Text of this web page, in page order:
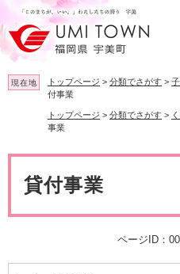
ー
ジ
の
先
頭
ニ
ュ
ー
を
飛
本
文字サイズ 標準
背景色変更 白 黒
Multilingual（English・中
現在地 トップページ > 分類でさがす >
付事業
トップページ > 分類でさがす >
事業
貸付事業
ページID：